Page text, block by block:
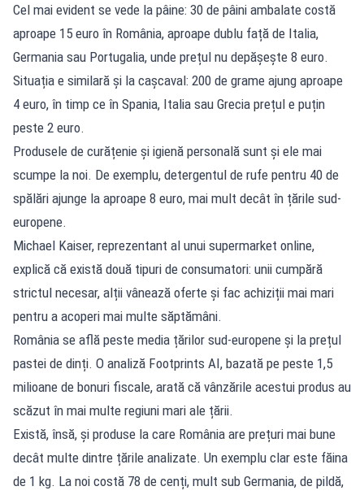
Cel mai evident se vede la pâine: 30 de pâini ambalate costă
aproape 15 euro în România, aproape dublu față de Italia,
Germania sau Portugalia, unde prețul nu depășește 8 euro.
Situația e similară și la cașcaval: 200 de grame ajung aproape
4 euro, în timp ce în Spania, Italia sau Grecia prețul e puțin
peste 2 euro.
Produsele de curățenie și igienă personală sunt și ele mai
scumpe la noi. De exemplu, detergentul de rufe pentru 40 de
spălări ajunge la aproape 8 euro, mai mult decât în țările sud-
europene.
Michael Kaiser, reprezentant al unui supermarket online,
explică că există două tipuri de consumatori: unii cumpără
strictul necesar, alții vânează oferte și fac achiziții mai mari
pentru a acoperi mai multe săptămâni.
România se află peste media țărilor sud-europene și la prețul
pastei de dinți. O analiză Footprints AI, bazată pe peste 1,5
milioane de bonuri fiscale, arată că vânzările acestui produs au
scăzut în mai multe regiuni mari ale țării.
Există, însă, și produse la care România are prețuri mai bune
decât multe dintre țările analizate. Un exemplu clar este făina
de 1 kg. La noi costă 78 de cenți, mult sub Germania, de pildă,